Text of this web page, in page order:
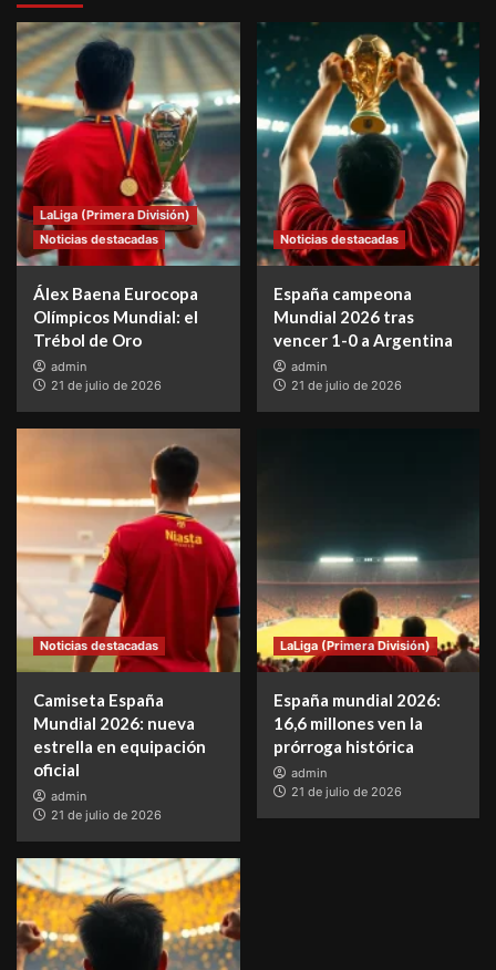
LaLiga (Primera División)
Noticias destacadas
Álex Baena Eurocopa
Olímpicos Mundial: el
Trébol de Oro
admin
21 de julio de 2026
Noticias destacadas
España campeona
Mundial 2026 tras
vencer 1-0 a Argentina
admin
21 de julio de 2026
Noticias destacadas
Camiseta España
Mundial 2026: nueva
estrella en equipación
oficial
admin
21 de julio de 2026
LaLiga (Primera División)
España mundial 2026:
16,6 millones ven la
prórroga histórica
admin
21 de julio de 2026